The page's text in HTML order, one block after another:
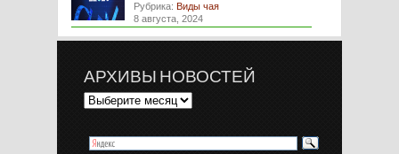
Рубрика: Виды чая
8 августа, 2024
АРХИВЫ НОВОСТЕЙ